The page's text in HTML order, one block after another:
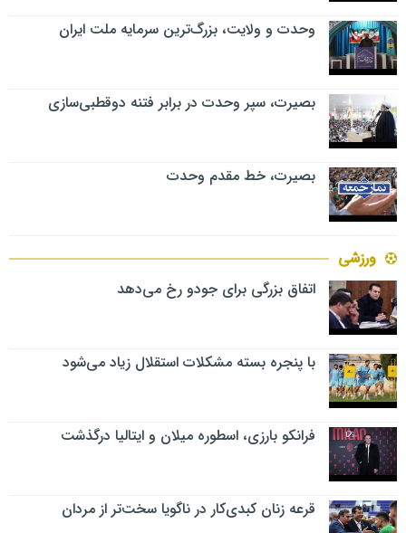
وحدت و ولایت، بزرگ‌ترین سرمایه ملت ایران
بصیرت، سپر وحدت در برابر فتنه دوقطبی‌سازی
بصیرت، خط مقدم وحدت
ورزشی
اتفاق بزرگی برای جودو رخ می‌دهد
با پنجره بسته مشکلات استقلال زیاد می‌شود
فرانکو بارزی، اسطوره میلان و ایتالیا درگذشت
قرعه زنان کبدی‌کار در ناگویا سخت‌تر از مردان